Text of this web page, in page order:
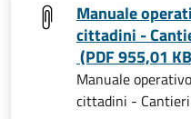
Manuale
cittadini -
(PDF 955,01
Manuale
cittadini - Cantieri